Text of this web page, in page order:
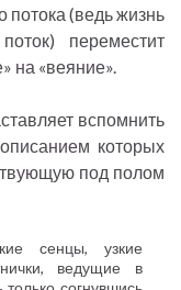
потока (ведь жизнь
переместит
на «веяние».
вспомнить
которых
под полом
сенцы, узкие
ведущие в